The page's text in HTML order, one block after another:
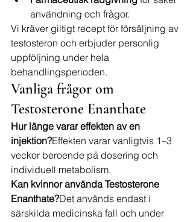
användning och frågor.
Vi kräver giltigt recept för försäljning av
testosteron och erbjuder personlig
uppföljning under hela
behandlingsperioden.
Vanliga frågor om
Testosterone Enanthate
Hur länge varar effekten av en
injektion?Effekten varar vanligtvis 1–3
veckor beroende på dosering och
individuell metabolism.
Kan kvinnor använda Testosterone
Enanthate?Det används endast i
särskilda medicinska fall och under